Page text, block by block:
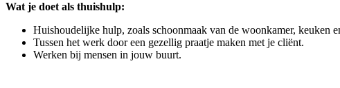
Wat je doet als thuishulp:
Huishoudelijke hulp, zoals schoonmaak van de woonkamer, keuken
Tussen het werk door een gezellig praatje maken met je cliënt.
Werken bij mensen in jouw buurt.